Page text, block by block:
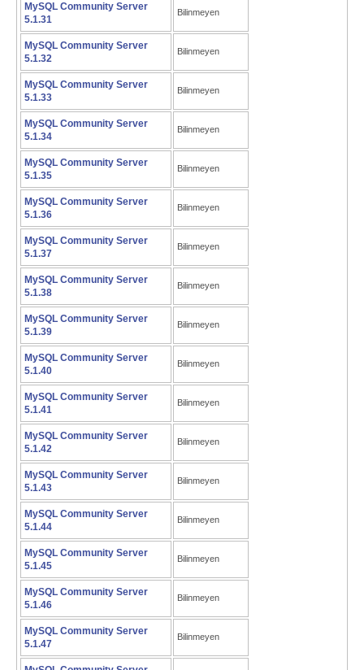
MySQL Community Server
5.1.31
Bilinmeyen
MySQL Community Server
5.1.32
Bilinmeyen
MySQL Community Server
5.1.33
Bilinmeyen
MySQL Community Server
5.1.34
Bilinmeyen
MySQL Community Server
5.1.35
Bilinmeyen
MySQL Community Server
5.1.36
Bilinmeyen
MySQL Community Server
5.1.37
Bilinmeyen
MySQL Community Server
5.1.38
Bilinmeyen
MySQL Community Server
5.1.39
Bilinmeyen
MySQL Community Server
5.1.40
Bilinmeyen
MySQL Community Server
5.1.41
Bilinmeyen
MySQL Community Server
5.1.42
Bilinmeyen
MySQL Community Server
5.1.43
Bilinmeyen
MySQL Community Server
5.1.44
Bilinmeyen
MySQL Community Server
5.1.45
Bilinmeyen
MySQL Community Server
5.1.46
Bilinmeyen
MySQL Community Server
5.1.47
Bilinmeyen